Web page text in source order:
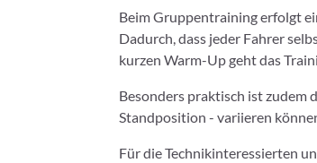
Beim Gruppentraining erfolgt
Dadurch, dass jeder Fahrer
kurzen Warm-Up geht das
Besonders praktisch ist zudem
Standposition - variieren
Für die Technikinteressierten